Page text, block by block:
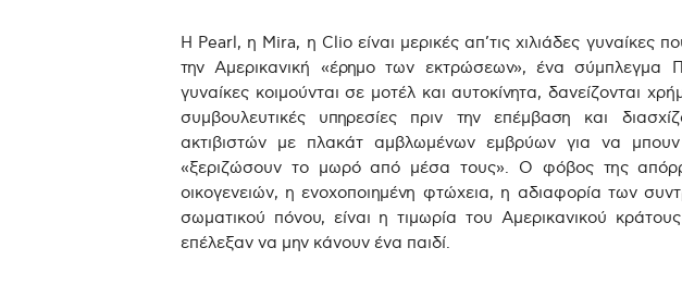
Η Pearl, η Mira, η Clio είναι μερικές απ’τις χιλιάδες γυναίκες
την Αμερικανική «έρημο των εκτρώσεων», ένα σύμπλεγμα
γυναίκες κοιμούνται σε μοτέλ και αυτοκίνητα, δανείζονται
συμβουλευτικές υπηρεσίες πριν την επέμβαση και
ακτιβιστών με πλακάτ αμβλωμένων εμβρύων για να μπουν
«ξεριζώσουν το μωρό από μέσα τους». Ο φόβος της
οικογενειών, η ενοχοποιημένη φτώχεια, η αδιαφορία των
σωματικού πόνου, είναι η τιμωρία του Αμερικανικού κράτους
επέλεξαν να μην κάνουν ένα παιδί.